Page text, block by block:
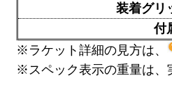
装着グリ
付
※ラケット詳細の見方は、
※スペック表示の重量は、